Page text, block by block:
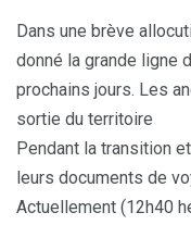
Dans une brève
donné la grande ligne
prochains jours. Les
sortie du territoire
Pendant la transition
leurs documents de
Actuellement (12h40